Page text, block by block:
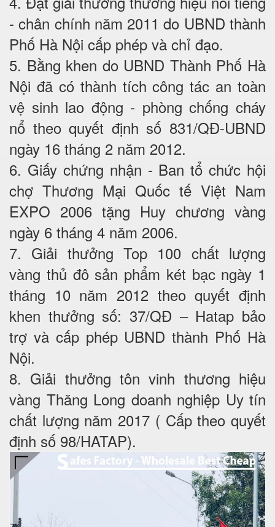
- chân chính năm 2011 do UBND thành
Phố Hà Nội cấp phép và chỉ đạo.
5. Bằng khen do UBND Thành Phố Hà
Nội đã có thành tích công tác an toàn
vệ sinh lao động - phòng chống cháy
nổ theo quyết định số 831/QĐ-UBND
ngày 16 tháng 2 năm 2012.
6. Giấy chứng nhận - Ban tổ chức hội
chợ Thương Mại Quốc tế Việt Nam
EXPO 2006 tặng Huy chương vàng
ngày 6 tháng 4 năm 2006.
7. Giải thưởng Top 100 chất lượng
vàng thủ đô sản phẩm két bạc ngày 1
tháng 10 năm 2012 theo quyết định
khen thưởng số: 37/QĐ – Hatap bảo
trợ và cấp phép UBND thành Phố Hà
Nội.
8. Giải thưởng tôn vinh thương hiệu
vàng Thăng Long doanh nghiệp Uy tín
chất lượng năm 2017 ( Cấp theo quyết
định số 98/HATAP).